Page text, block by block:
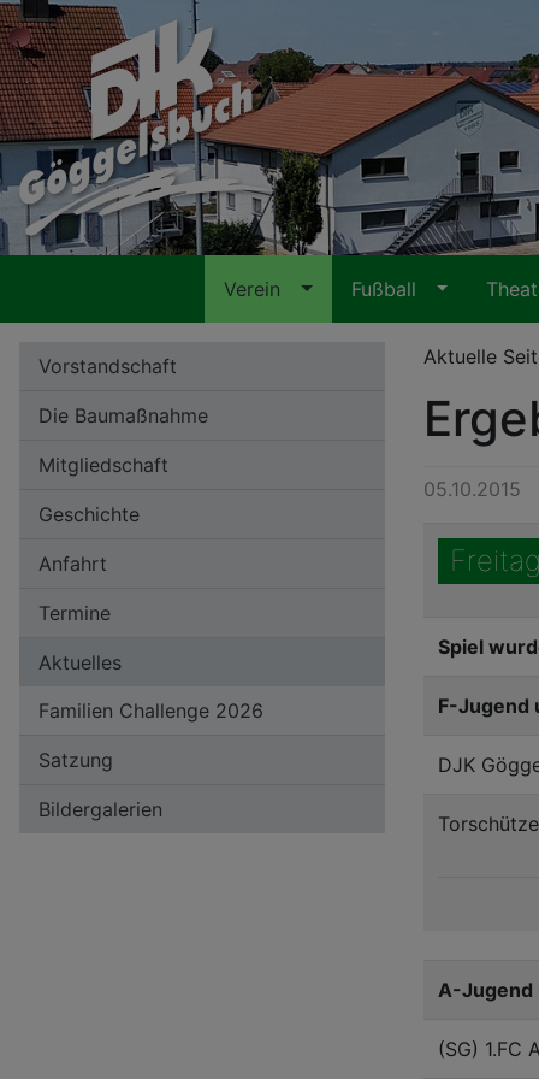
Verein Fußball
Aktuelle
05.10.2015
Spiel
F-Jugend
DJK
A-Jugend
(SG) 1.FC
Vorstandschaft
Die Baumaßnahme
Mitgliedschaft
Geschichte
Anfahrt
Termine
Aktuelles
Familien Challenge 2026
Satzung
Bildergalerien